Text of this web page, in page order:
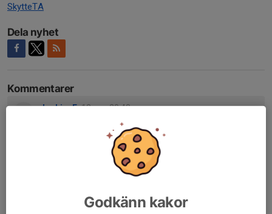
SkytteTA
Dela nyhet
Kommentarer
Joakim E.13 apr, 20:43
och ser fram emot nästa!
16 apr, 17:55
Kan inte annat än att hålla med min namne här ovan, och
dotter fick under sin första tävling :)
Godkänn kakor